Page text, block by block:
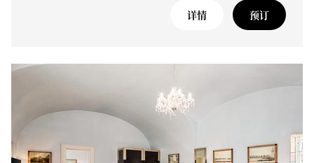
详情 预订